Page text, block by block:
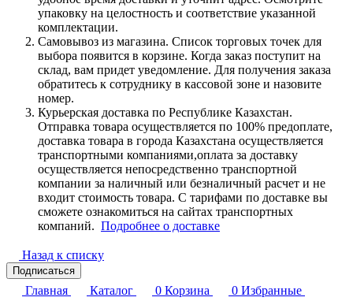
упаковку на целостность и соответствие указанной
комплектации.
Самовывоз из магазина. Список торговых точек для
выбора появится в корзине. Когда заказ поступит на
склад, вам придет уведомление. Для получения заказа
обратитесь к сотруднику в кассовой зоне и назовите
номер.
Курьерская доставка по Республике Казахстан.
Отправка товара осуществляется по 100% предоплате,
доставка товара в города Казахстана осуществляется
транспортными компаниями,оплата за доставку
осуществляется непосредственно транспортной
компании за наличный или безналичный расчет и не
входит стоимость товара. С тарифами по доставке вы
сможете ознакомиться на сайтах транспортных
компаний. Подробнее о доставке
Назад к списку
Подписаться
Главная Каталог 0 Корзина 0 Избранные